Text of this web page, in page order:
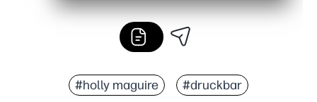
#holly maguire #druckbar